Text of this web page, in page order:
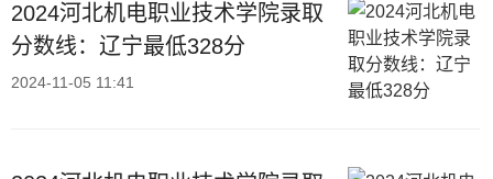
2024河北机电职业技术学院录取
分数线：辽宁最低328分
2024-11-05 11:41